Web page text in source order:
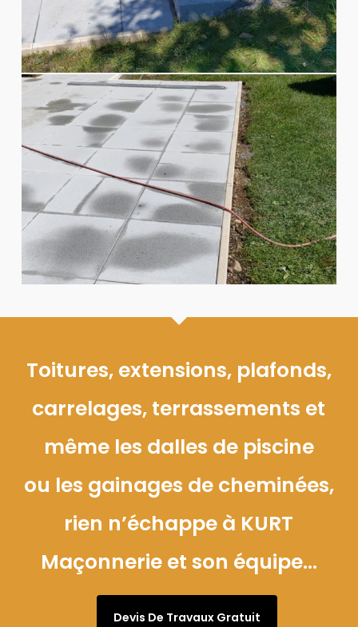
Toitures, extensions, plafonds,
carrelages, terrassements et
même les dalles de piscine
ou les gainages de cheminées,
rien n’échappe à KURT
Maçonnerie et son équipe…
Devis De Travaux Gratuit